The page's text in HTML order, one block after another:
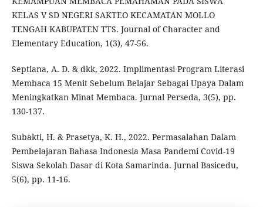
KELAS V SD NEGERI SAKTEO KECAMATAN MOLLO
TENGAH KABUPATEN TTS. Journal of Character and
Elementary Education, 1(3), 47-56.
Septiana, A. D. & dkk, 2022. Implimentasi Program Literasi
Membaca 15 Menit Sebelum Belajar Sebagai Upaya Dalam
Meningkatkan Minat Membaca. Jurnal Perseda, 3(5), pp.
130-137.
Subakti, H. & Prasetya, K. H., 2022. Permasalahan Dalam
Pembelajaran Bahasa Indonesia Masa Pandemi Covid-19
Siswa Sekolah Dasar di Kota Samarinda. Jurnal Basicedu,
5(6), pp. 11-16.